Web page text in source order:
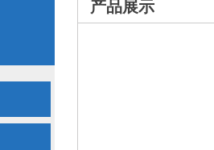
产品展示